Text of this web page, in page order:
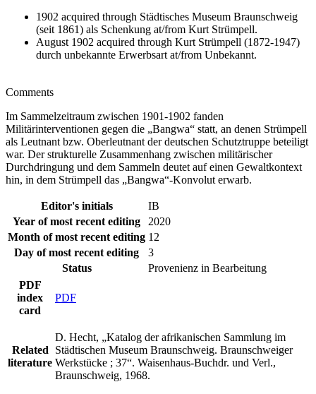
1902 acquired through Städtisches Museum Braunschweig
(seit 1861) als Schenkung at/from Kurt Strümpell.
August 1902 acquired through Kurt Strümpell (1872-1947)
durch unbekannte Erwerbsart at/from Unbekannt.
Comments
Im Sammelzeitraum zwischen 1901-1902 fanden
Militärinterventionen gegen die „Bangwa“ statt, an denen Strümpell
als Leutnant bzw. Oberleutnant der deutschen Schutztruppe beteiligt
war. Der strukturelle Zusammenhang zwischen militärischer
Durchdringung und dem Sammeln deutet auf einen Gewaltkontext
hin, in dem Strümpell das „Bangwa“-Konvolut erwarb.
Editor's initials
IB
Year of most recent editing
2020
Month of most recent editing 12
Day of most recent editing
3
Status
Provenienz in Bearbeitung
PDF
index
card
PDF
Related
literature
D. Hecht, „Katalog der afrikanischen Sammlung im
Städtischen Museum Braunschweig. Braunschweiger
Werkstücke ; 37“. Waisenhaus-Buchdr. und Verl.,
Braunschweig, 1968.